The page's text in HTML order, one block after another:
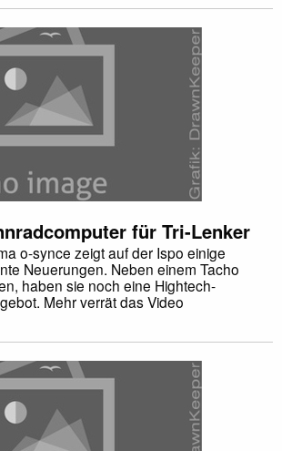
für Tri-Lenker
o-synce zeigt auf der Ispo einige
Neuerungen. Neben einem Tacho
haben sie noch eine Hightech-
Mehr verrät das Video